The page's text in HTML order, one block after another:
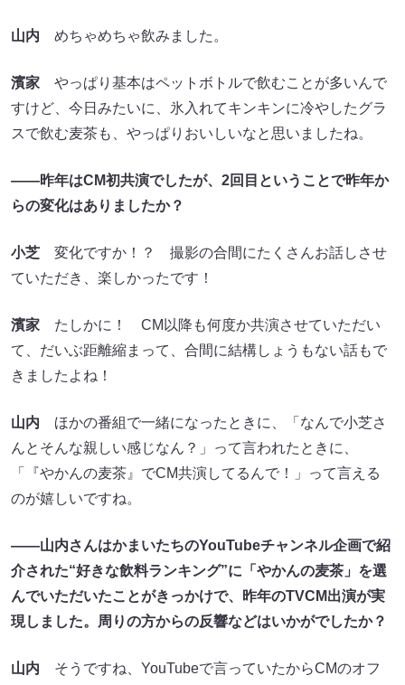
山内 めちゃめちゃ飲みました。
濱家 やっぱり基本はペットボトルで飲むことが多いんで
すけど、今日みたいに、氷入れてキンキンに冷やしたグラ
スで飲む麦茶も、やっぱりおいしいなと思いましたね。
――昨年はCM初共演でしたが、2回目ということで昨年か
らの変化はありましたか？
小芝 変化ですか！？ 撮影の合間にたくさんお話しさせ
ていただき、楽しかったです！
濱家 たしかに！ CM以降も何度か共演させていただい
て、だいぶ距離縮まって、合間に結構しょうもない話もで
きましたよね！
山内 ほかの番組で一緒になったときに、「なんで小芝さ
んとそんな親しい感じなん？」って言われたときに、
「『やかんの麦茶』でCM共演してるんで！」って言える
のが嬉しいですね。
――山内さんはかまいたちのYouTubeチャンネル企画で紹
介された“好きな飲料ランキング”に「やかんの麦茶」を選
んでいただいたことがきっかけで、昨年のTVCM出演が実
現しました。周りの方からの反響などはいかがでしたか？
山内 そうですね、YouTubeで言っていたからCMのオフ